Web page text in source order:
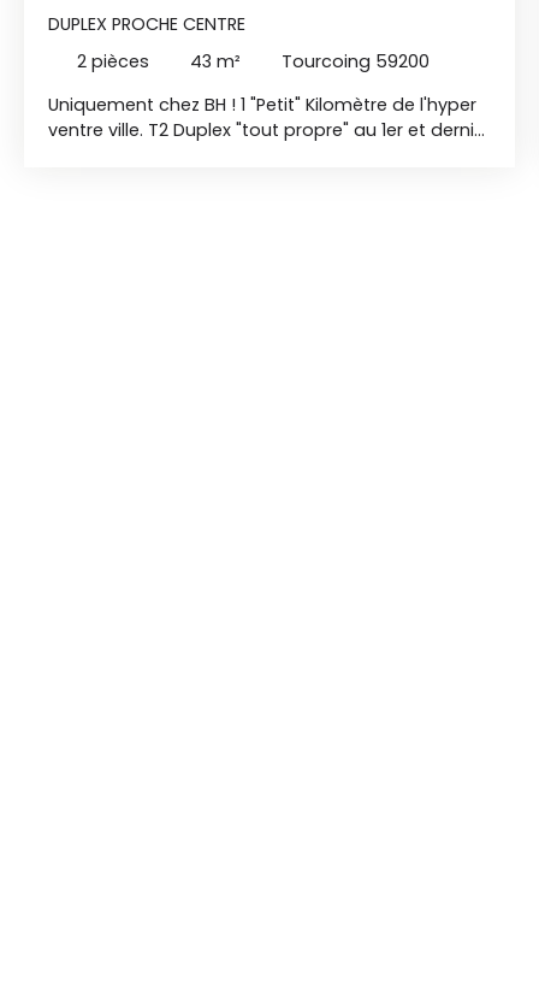
DUPLEX PROCHE CENTRE
2 pièces 43 m²
Tourcoing 59200
Uniquement chez BH ! 1 "Petit" Kilomètre de l'hyper
ventre ville. T2 Duplex "tout propre" au 1er et dernier